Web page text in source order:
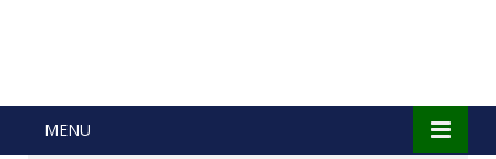
MENU